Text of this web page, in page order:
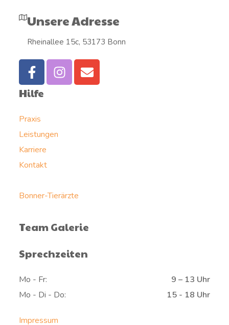
Unsere Adresse
Rheinallee 15c, 53173 Bonn
Hilfe
Praxis
Leistungen
Karriere
Kontakt
Bonner-Tierärzte
Team Galerie
Sprechzeiten
Mo - Fr:
9 – 13 Uhr
Mo - Di - Do:
15 - 18 Uhr
Impressum